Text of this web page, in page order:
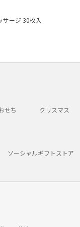
サージ 30枚入
せち クリスマス
ソーシャルギフトストア